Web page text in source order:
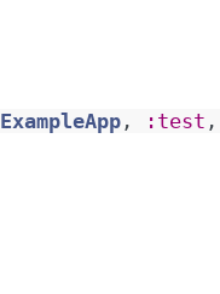
ExampleApp , :test ,